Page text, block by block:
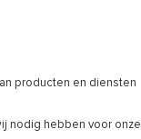
producten en diensten
nodig hebben voor onze